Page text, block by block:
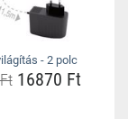
- 2 polc
16870 Ft